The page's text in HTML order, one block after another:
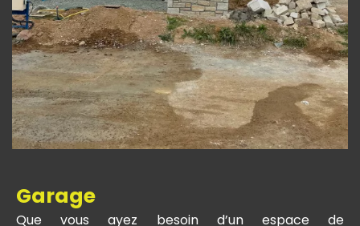
Garage
Que vous ayez besoin d’un espace de